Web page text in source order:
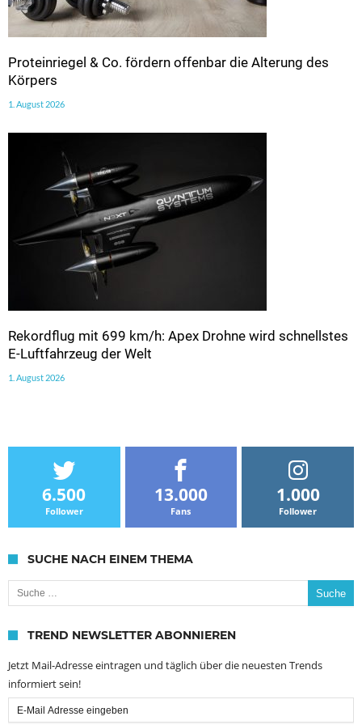
Proteinriegel & Co. fördern offenbar die Alterung des
Körpers
1. August 2026
Rekordflug mit 699 km/h: Apex Drohne wird schnellstes
E-Luftfahrzeug der Welt
1. August 2026
6.500
Follower
13.000
Fans
1.000
Follower
SUCHE NACH EINEM THEMA
Suche nach:
TREND NEWSLETTER ABONNIEREN
Jetzt Mail-Adresse eintragen und täglich über die neuesten Trends
informiert sein!
Email
Subscription